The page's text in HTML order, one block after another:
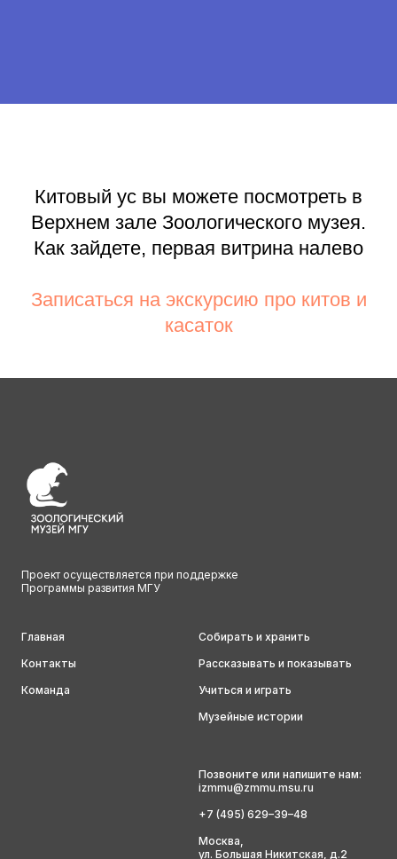
Китовый ус вы можете посмотреть в
Верхнем зале Зоологического музея.
Как зайдете, первая витрина налево
Записаться на экскурсию про китов и
касаток
Проект осуществляется при поддержке
Программы развития МГУ
Главная
Контакты
Команда
Собирать и хранить
Рассказывать и показывать
Учиться и играть
Музейные истории
Позвоните или напишите нам:
izmmu@zmmu.msu.ru
+7 (495) 629–39–48
Москва,
ул. Большая Никитская, д.2